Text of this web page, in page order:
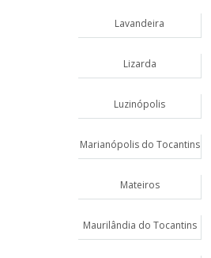
Lavandeira
Lizarda
Luzinópolis
Marianópolis do Tocantins
Mateiros
Maurilândia do Tocantins